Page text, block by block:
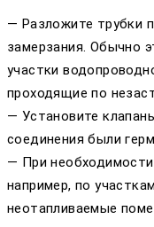
— Разложите трубки
замерзания. Обычно
участки
проходящие по
— Установите
соединения были
— При
например, по
неотапливаемые